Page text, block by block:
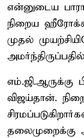
என்னுடைய
நிறைய
முதல்
எம்.ஜி.ஆருக்கு
விஜய்தான்.
தலைமுறைக்கு